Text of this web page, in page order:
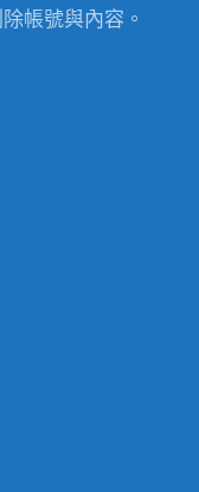
帳號與內容。